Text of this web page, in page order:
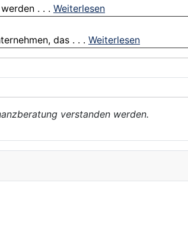
. . . Weiterlesen
das . . . Weiterlesen
verstanden werden.